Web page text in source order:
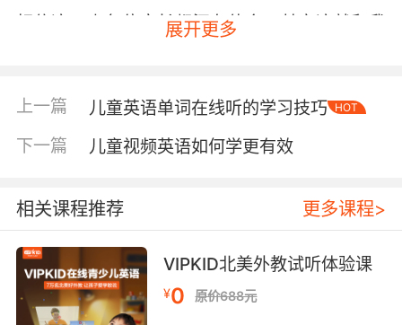
相信这一点各位家长都深有体会，其实这就和我
境有关，所以要是可以让孩子置身于全英文的学
习环境中，这样对于孩子英语的学习和提升都会
有很大的帮助的，所以家长在选择儿童英语app
语的发音，同时还可以让他们从小就适应并自信
的用英语和他人交流，这样对于孩子的接受能力
和适应新环境的能力有很大的帮助。
技巧二：鼓励孩子模仿纯正的英语口语发音
展开更多
上一篇 儿童英语单词在线听的学习技巧 HOT
下一篇 儿童视频英语如何学更有效
相关课程推荐 更多课程>
VIPKID北美外教试听体验课
¥0 原价688元